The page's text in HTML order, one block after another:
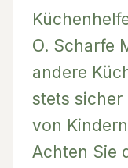
O. Scharfe
andere
stets sicher
von
Achten Sie